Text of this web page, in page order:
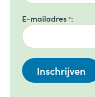
E-mailadres*